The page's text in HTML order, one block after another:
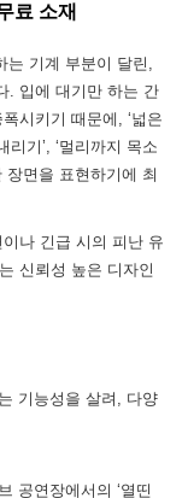
료 소재
는 기계 부분이 달린,
. 입에 대기만 하는 간
시키기 때문에, ‘넓은
기’, ‘멀리까지 목소
장면을 표현하기에 최
나 긴급 시의 피난 유
신뢰성 높은 디자인
기능성을 살려, 다양
공연장에서의 ‘열띤